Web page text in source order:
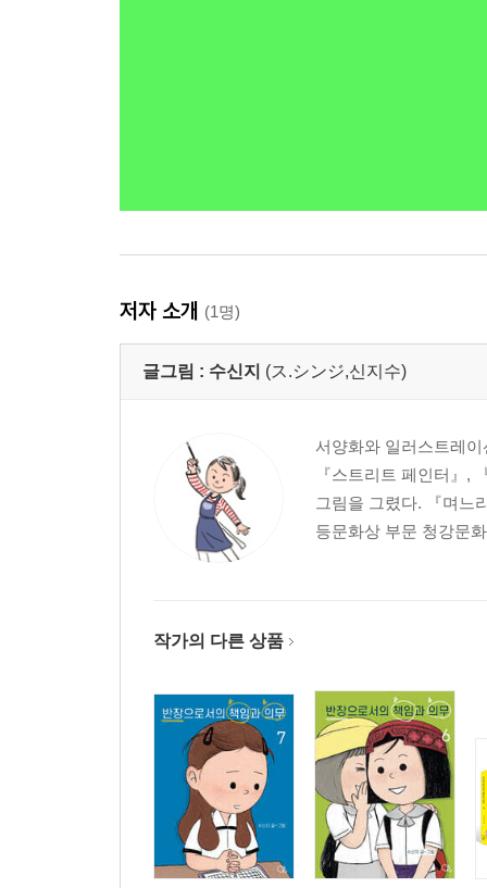
저자 소개 (1명)
글그림 : 수신지 (ス.シンジ,신지수)
서양화와 일러스트레
『스트리트 페인터』,
그림을 그렸다. 『며느
등문화상 부문 청강문
작가의 다른 상품